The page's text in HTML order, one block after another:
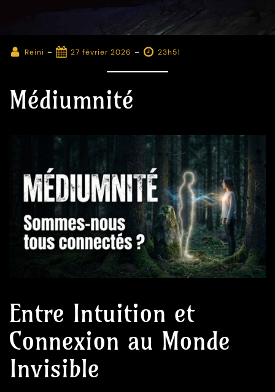
Reini - 27 février 2026 - 23h51
Médiumnité
Entre Intuition et
Connexion au Monde
Invisible